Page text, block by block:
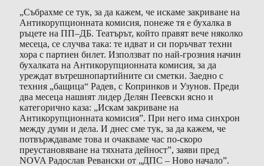
„Събрахме се тук, за да кажем, че искаме закриване на
Антикорупционната комисия, понеже тя е бухалка в
ръцете на ПП–ДБ. Театърът, който правят вече няколко
месеца, се случва така: те идват и си поръчват техни
хора с партиен билет. Използват по най-грозния начин
бухалката на Антикорупционната комисия, за да
уреждат вътрешнопартийните си сметки. Заедно с
техния „бащица“ Радев, с Копринков и Узунов. Преди
два месеца нашият лидер Делян Пеевски ясно и
категорично каза: „Искам закриване на
Антикорупционната комисия”. При него има синхрон
между думи и дела. И днес сме тук, за да кажем, че
потвърждаваме това и очакваме час по-скоро
преустановяване на тяхната дейност”, заяви пред
NOVA Радослав Ревански от „ДПС – Ново начало”.